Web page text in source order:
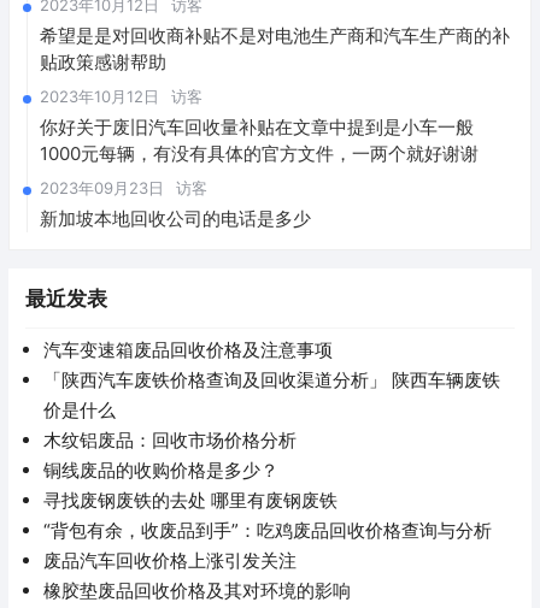
2023年10月12日 访客
希望是是对回收商补贴不是对电池生产商和汽车生产商的补
贴政策感谢帮助
2023年10月12日 访客
你好关于废旧汽车回收量补贴在文章中提到是小车一般
1000元每辆，有没有具体的官方文件，一两个就好谢谢
2023年09月23日 访客
新加坡本地回收公司的电话是多少
最近发表
汽车变速箱废品回收价格及注意事项
「陕西汽车废铁价格查询及回收渠道分析」 陕西车辆废铁
价是什么
木纹铝废品：回收市场价格分析
铜线废品的收购价格是多少？
寻找废钢废铁的去处 哪里有废钢废铁
“背包有余，收废品到手”：吃鸡废品回收价格查询与分析
废品汽车回收价格上涨引发关注
橡胶垫废品回收价格及其对环境的影响